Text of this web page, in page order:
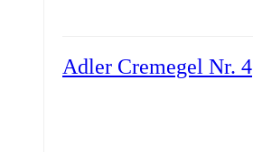
Adler Cremegel Nr. 4